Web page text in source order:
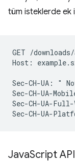
tüm isteklerde ek
GET /
Host:
Sec-CH-UA: "
Sec-CH-UA-
Sec-CH-UA-
JavaScript API